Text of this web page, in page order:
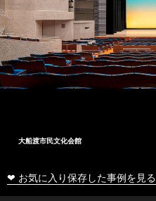
大船渡市民文化会館
❤ お気に入り保存した事例を見る